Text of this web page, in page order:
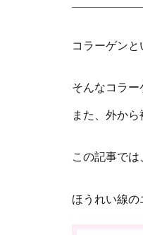
コラーゲン
そんなコラー
また、外か
この記事では
ほうれい線の